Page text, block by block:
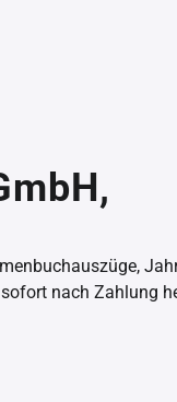
nach Zahlung